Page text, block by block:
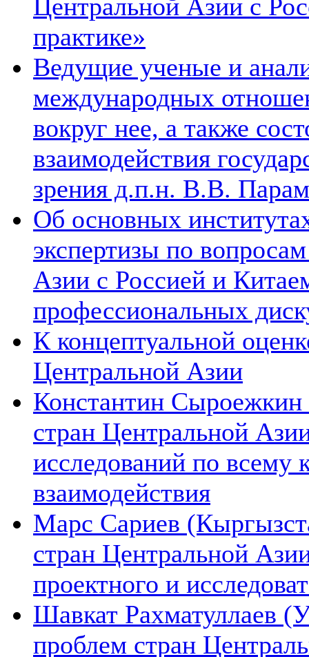
Центральной Азии с
практике»
Ведущие ученые и
международных
вокруг нее, а также
взаимодействия
зрения д.п.н. В.В.
Об основных
экспертизы по
Азии с Россией и
профессиональных
К концептуальной
Центральной Азии
Константин Сыроежкин
стран Центральной
исследований по всему
взаимодействия
Марс Сариев
стран Центральной
проектного и
Шавкат Рахматуллаев
проблем стран